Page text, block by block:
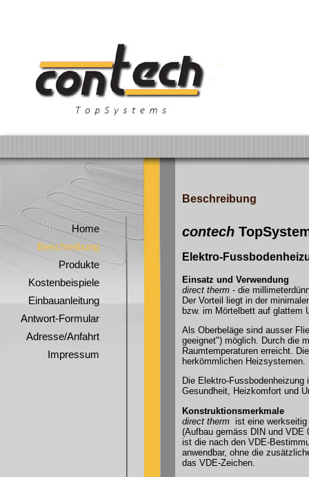
Home
Beschreibung
Produkte
Kostenbeispiele
Einbauanleitung
Antwort-Formular
Adresse/Anfahrt
Impressum
Beschreibung
contech
Elektro-
Einsatz und Verwendung
direct therm - die
Der Vorteil liegt in der
bzw. im Mörtelbett auf glattem
Als Oberbeläge sind ausser
geeignet") möglich. Durch die
Raumtemperaturen erreicht.
herkömmlichen Heizsystemen.
Die Elektro-
Gesundheit, Heizkomfort und
Konstruktionsmerkmale
direct therm ist eine
(Aufbau gemäss DIN und VDE
ist die nach den VDE-
anwendbar, ohne die
das VDE-Zeichen.